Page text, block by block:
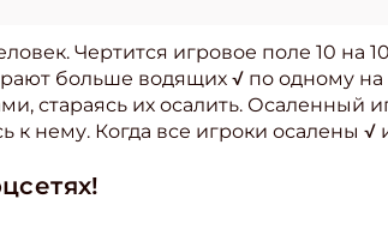
Чертится игровое поле 10 на
больше водящих √ по одному
стараясь их осалить. Осаленный
к нему. Когда все игроки осалены √